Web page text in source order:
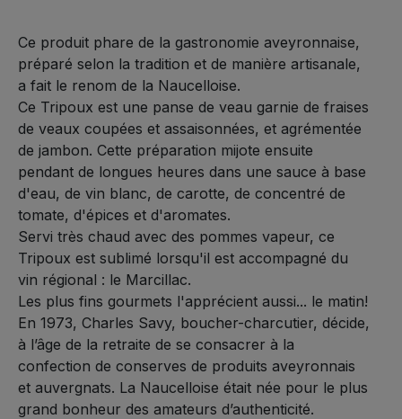
Ce produit phare de la gastronomie aveyronnaise,
préparé selon la tradition et de manière artisanale,
a fait le renom de la Naucelloise.
Ce Tripoux est une panse de veau garnie de fraises
de veaux coupées et assaisonnées, et agrémentée
de jambon. Cette préparation mijote ensuite
pendant de longues heures dans une sauce à base
d'eau, de vin blanc, de carotte, de concentré de
tomate, d'épices et d'aromates.
Servi très chaud avec des pommes vapeur, ce
Tripoux est sublimé lorsqu'il est accompagné du
vin régional : le Marcillac.
Les plus fins gourmets l'apprécient aussi... le matin!
En 1973, Charles Savy, boucher-charcutier, décide,
à l’âge de la retraite de se consacrer à la
confection de conserves de produits aveyronnais
et auvergnats. La Naucelloise était née pour le plus
grand bonheur des amateurs d’authenticité.